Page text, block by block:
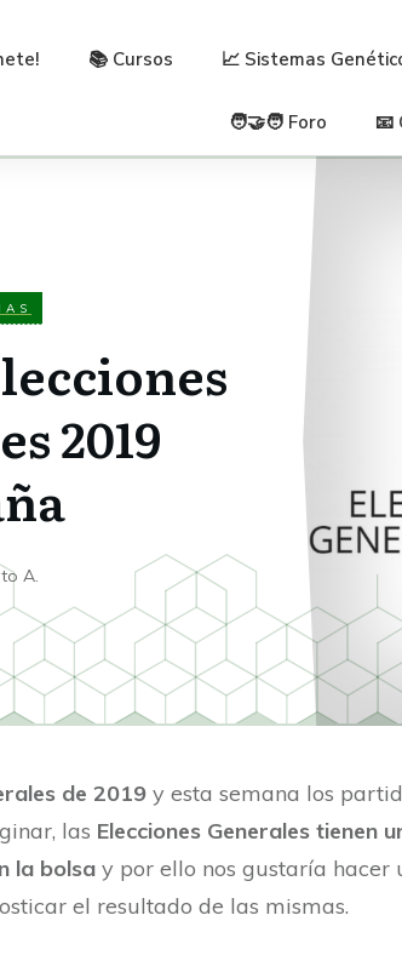
📚 Cursos 📈 Sistemas
🧑‍🤝‍🧑 Foro 📧
2019
A.
de 2019 y esta semana los
las Elecciones Generales tienen
la bolsa y por ello nos gustaría hacer
el resultado de las mismas.